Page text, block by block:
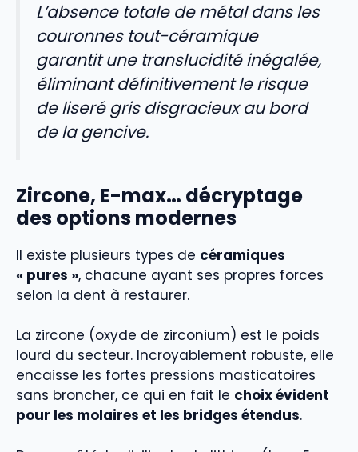
L’absence totale de métal dans les
couronnes tout-céramique
garantit une translucidité inégalée,
éliminant définitivement le risque
de liseré gris disgracieux au bord
de la gencive.
Zircone, E-max… décryptage
des options modernes
Il existe plusieurs types de céramiques
« pures », chacune ayant ses propres forces
selon la dent à restaurer.
La zircone (oxyde de zirconium) est le poids
lourd du secteur. Incroyablement robuste, elle
encaisse les fortes pressions masticatoires
sans broncher, ce qui en fait le choix évident
pour les molaires et les bridges étendus.